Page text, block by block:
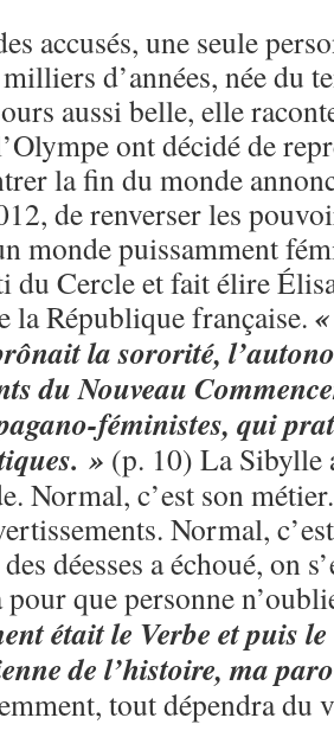
accusés, une seule
d’années, née du
aussi belle, elle
ont décidé de
la fin du monde
de renverser les
monde puissamment
du Cercle et fait élire
la République française.
la sororité,
du Nouveau
féministes, qui
» (p. 10) La Sibylle
Normal, c’est son
Normal,
déesses a échoué, on
pour que personne
était le Verbe et puis
de l’histoire, ma
tout dépendra du